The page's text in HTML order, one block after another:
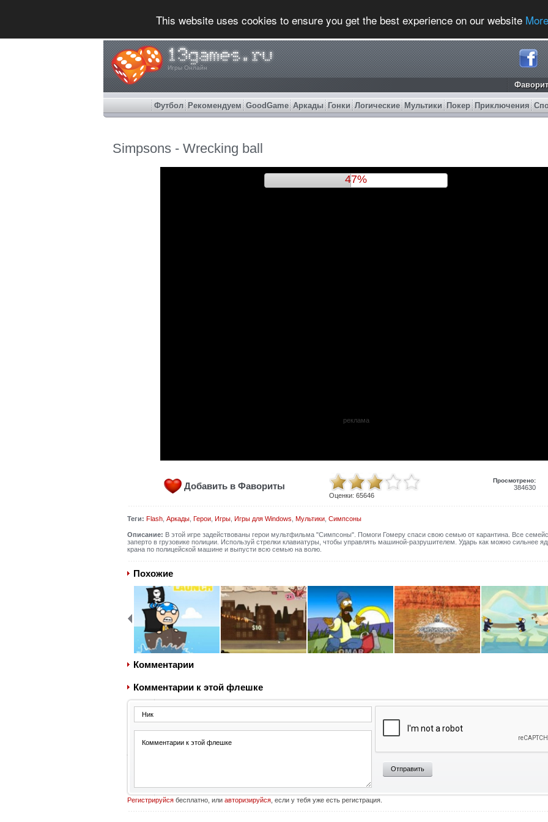
This website uses cookies to ensure you get the best experience on our website
Игры Онлайн
Футбол Рекомендуем GoodGame Аркады Гонки Логические Мультики Покер Приключения
Simpsons - Wrecking ball
50%
реклама
Добавить в Фавориты
Оценки: 65646
Просмотрено:
384630
Теги: Flash, Аркады, Герои, Игры, Игры для Windows Мультики, Симпсоны
Описание: В этой игре задействованы герои мультфильма "Симпсоны". Помоги Гомеру спаси свою семью от карантина. Все
заперто в грузовике полиции. Используй стрелки клавиатуры, чтобы управлять машиной-разрушителем. Ударь как можно сильнее
крана по полицейской машине и выпусти всю семью на волю.
Похожие
Комментарии
Комментарии к этой флешке
Отправить
Регистрируйсябесплатно, или авторизируйся, если у тебя уже есть регистрация.